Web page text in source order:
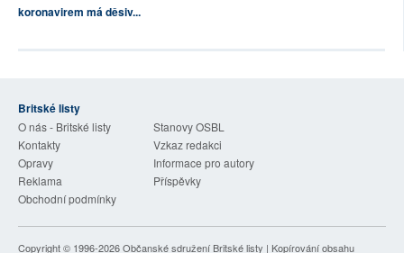
koronavirem má děsiv...
Britské listy
O nás - Britské listy
Stanovy OSBL
Kontakty
Vzkaz redakci
Opravy
Informace pro autory
Reklama
Příspěvky
Obchodní podmínky
Copyright © 1996-2026Občanské sdružení Britské listy | Kopírování obsahu